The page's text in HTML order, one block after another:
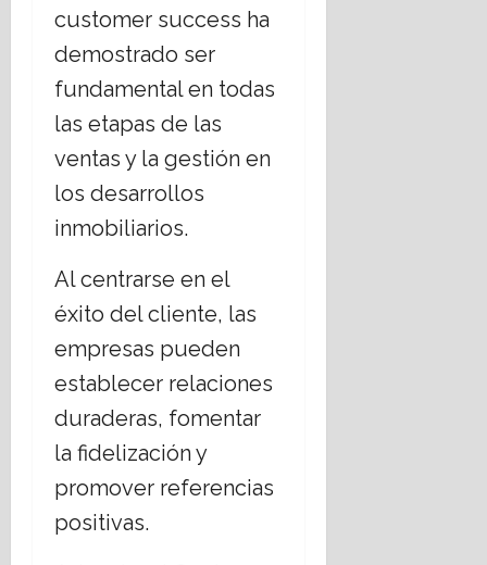
customer success ha
demostrado ser
fundamental en todas
las etapas de las
ventas y la gestión en
los desarrollos
inmobiliarios.
Al centrarse en el
éxito del cliente, las
empresas pueden
establecer relaciones
duraderas, fomentar
la fidelización y
promover referencias
positivas.